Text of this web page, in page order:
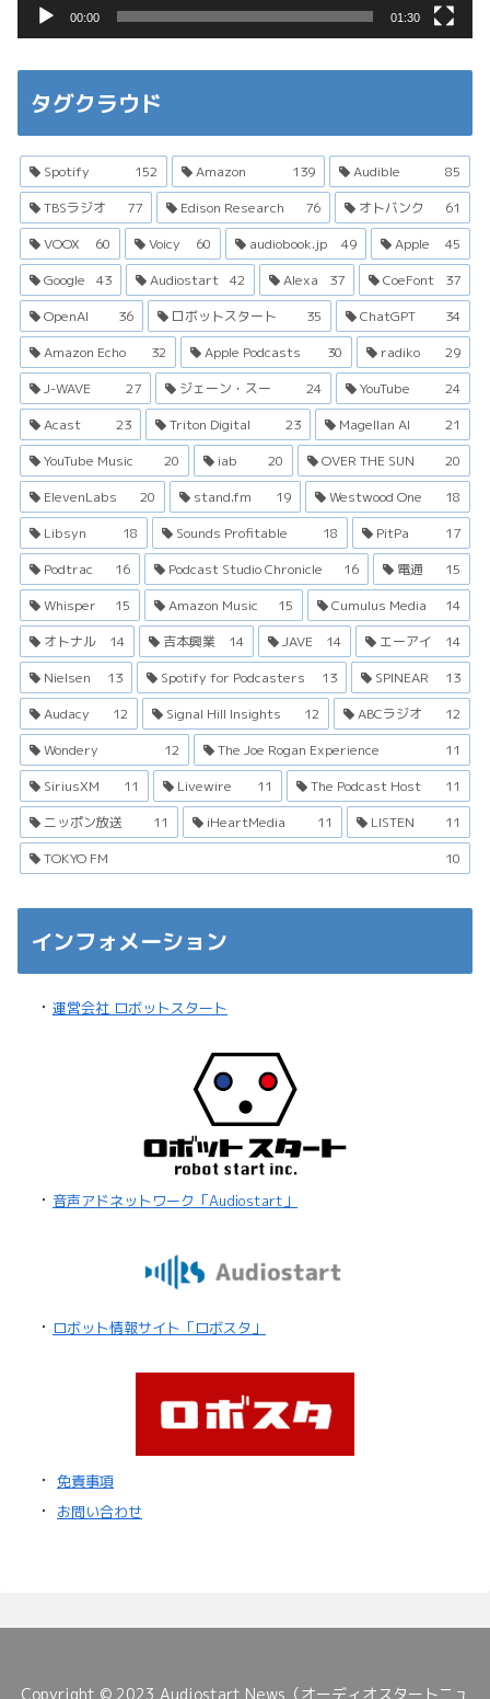
00:00 01:30
タグクラウド
Spotify 152 Amazon 139 Audible
85
TBSラジオ
77 Edison Research 76 オトバンク
61
VOOX
60 Voicy 60 audiobook.jp 49 Apple
45
Google
43 Audiostart 42 Alexa 37 CoeFont
37
OpenAI
36 ロボットスタート 35 ChatGPT
34
Amazon Echo
32 Apple Podcasts 30 radiko
29
J-WAVE
27 ジェーン・スー 24 YouTube
24
Acast
23 Triton Digital 23 Magellan AI
21
YouTube Music
20 iab 20 OVER THE SUN
20
ElevenLabs
20 stand.fm 19 Westwood One
18
Libsyn
18 Sounds Profitable 18 PitPa
17
Podtrac
16 Podcast Studio Chronicle 16 電通
15
Whisper
15 Amazon Music 15 Cumulus Media
14
オトナル
14 吉本興業 14 JAVE 14 エーアイ
14
Nielsen
13 Spotify for Podcasters 13 SPINEAR
13
Audacy
12 Signal Hill Insights 12 ABCラジオ
12
Wondery
12 The Joe Rogan Experience
11
SiriusXM
11 Livewire 11 The Podcast Host
11
ニッポン放送
11 iHeartMedia 11 LISTEN
11
TOKYO FM
10
インフォメーション
・ 運営会社 ロボットスタート
・ 音声アドネットワーク「Audiostart」
・ ロボット情報サイト「ロボスタ」
・ 免責事項
・ お問い合わせ
Copyright © 2023 Audiostart News（オーディオスタートニュ